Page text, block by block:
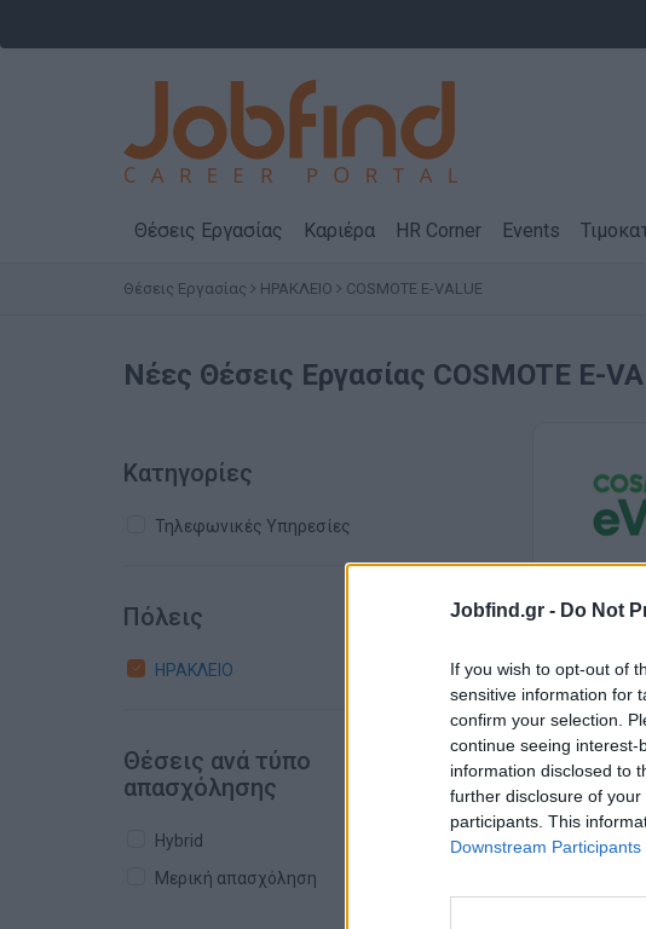
Jobfind.gr - Do Not
If you wish to opt-out of
sensitive information for
confirm your selection.
continue seeing
information disclosed to
further disclosure of your
participants. This
Downstream Participants
Θέσεις Εργασίας Καριέρα HR Corner Events
Θέσεις Εργασίας ΗΡΑΚΛΕΙΟ COSMOTE E-VALUE
Νέες Θέσεις Εργασίας COSMOTE E-
Κατηγορίες
Τηλεφωνικές Υπηρεσίες
Πόλεις
ΗΡΑΚΛΕΙΟ
Θέσεις ανά τύπο
απασχόλησης
Hybrid
Μερική απασχόληση
30/07/2026